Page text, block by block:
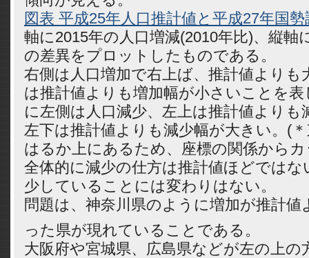
図表 平成25年人口推計値と平成27年国
軸に2015年の人口増減(2010年比)、縦軸
の差異をプロットしたものである。
右側は人口増加で右上ば、推計値よりも
は推計値よりも増加幅が小さいことを
に左側は人口減少、左上は推計値よりも
左下は推計値よりも減少幅が大きい。(
はるか上にあるため、座標の関係から
全体的に減少の仕方は推計値ほどではな
少していることには変わりはない。
問題は、神奈川県のように増加が推計値
った県が現れていることである。
大阪府や宮城県、広島県などが左の上の